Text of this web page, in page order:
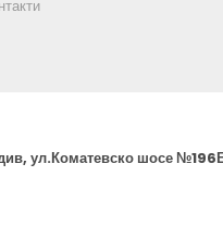
ул.Коматевско шосе